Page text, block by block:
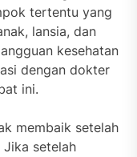
tertentu yang
lansia, dan
kesehatan
dengan dokter
ini.
membaik setelah
Jika setelah